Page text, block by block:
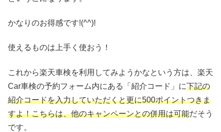
かなりのお得感です!(^^)!
使えるものは上手く使おう！
これから楽天車検を利用してみようかなという方は、楽天
Car車検の予約フォーム内にある「紹介コード」に下記の
紹介コードを入力していただくと更に500ポイントつきま
すよ！こちらは、他のキャンペーンとの併用は可能だそう
です。